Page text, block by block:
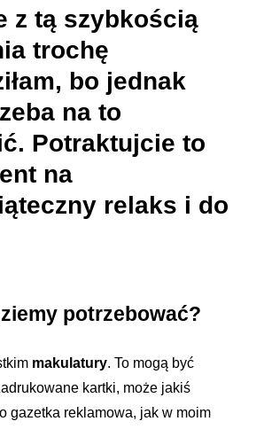
z tą szybkością
trochę
bo jednak
na to
Potraktujcie to
na
relaks i do
potrzebować?
makulatury. To mogą być
kartki, może jakiś
gazetka reklamowa, jak w moim